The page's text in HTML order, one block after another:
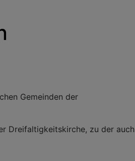
Gemeinden der
Dreifaltigkeitskirche, zu der auch